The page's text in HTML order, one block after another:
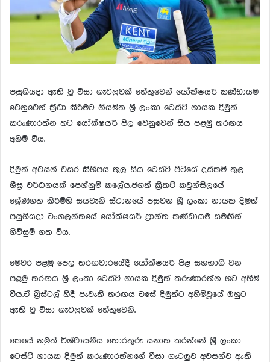
පසුගියදා ඇති වූ වීසා ගැටලුවක් හේතුවෙන් යෝක්ෂයර් කණ්ඩායම
වෙනුවෙන් ක්‍රීඩා කිරීමට නියමිත ශ්‍රී ලංකා ටෙස්ට් නායක දිමුත්
කරුණාරත්න හට යෝක්ෂයර් පිල වෙනුවෙන් සිය පළමු තරඟය
අහිමි විය.
දිමුත් අවසන් වසර කිහිපය තුල සිය ටෙස්ට් පිටියේ දස්කම් තුල
ශීඝ්‍ර වර්ධනයක් පෙන්නුම් කලේය.ජගත් ක්‍රිකට් කවුන්සිලයේ
ශ්‍රේණිගත කිරීම්හි සයවැනි ස්ථානයේ පසුවන ශ්‍රී ලංකා නායක දිමුත්
පසුගියදා එංගලන්තයේ යෝක්ෂයර් ප්‍රාන්ත කණ්ඩායම සමඟින්
ගිවිසුම් ගත විය.
මෙවර පළමු පෙල තරඟවාරයේදී යෝක්ෂයර් පිළ සහභාගී වන
පළමු තරඟය ශ්‍රී ලංකා ටෙස්ට් නායක දිමුත් කරුණාරත්න හට අහිමි
වීය.ඒ බ්‍රිස්ටල් හිදී පැවැති තරඟය එසේ දිමුත්ට අහිමිවූයේ ඔහුට
ඇති වූ වීසා ගැටලුවක් හේතුවෙනි.
කෙසේ නමුත් විශ්වාසනීය තොරතුරු සනාත කරන්නේ ශ්‍රී ලංකා
ටෙස්ට් නායක දිමුත් කරුණාරත්නගේ වීසා ගැටලුව අවසන්ව ඇති